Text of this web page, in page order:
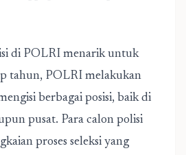
di POLRI menarik untuk
tahun, POLRI melakukan
berbagai posisi, baik di
pusat. Para calon polisi
proses seleksi yang